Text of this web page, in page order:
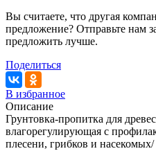
Вы считаете, что другая
предложение? Отправьте нам
предложить лучше.
Поделиться
В избранное
Описание
Грунтовка-пропитка для
влагорегулирующая с
плесени, грибков и насекомых/